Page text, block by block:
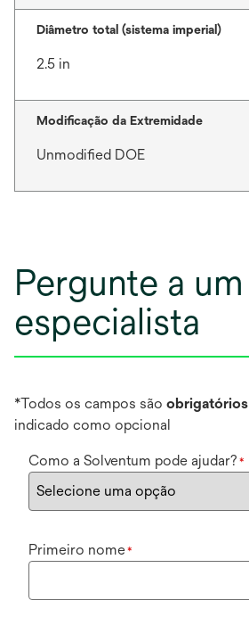
Diâmetro total (sistema imperial)
2.5 in
Modificação da Extremidade
Unmodified DOE
Pergunte a um
especialista
*Todos os campos são obrigatórios
indicado como opcional
Como a Solventum pode ajudar? *
Primeiro nome*